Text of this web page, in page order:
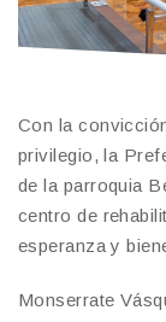
Con la
privilegio, la
de la parroquia
centro de
esperanza y
Monserrate